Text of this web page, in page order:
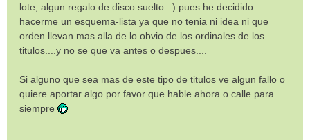
j
e
lote, algun regalo de disco suelto...) pues he decidido
hacerme un esquema-lista ya que no tenia ni idea ni que
orden llevan mas alla de lo obvio de los ordinales de los
titulos....y no se que va antes o despues....
Si alguno que sea mas de este tipo de titulos ve algun fallo o
quiere aportar algo por favor que hable ahora o calle para
siempre